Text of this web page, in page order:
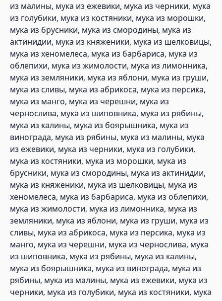
из малины, мука из ежевики, мука из черники, мука
из голубики, мука из костяники, мука из морошки,
мука из брусники, мука из смородины, мука из
актинидии, мука из княженики, мука из шелковицы,
мука из хеномелеса, мука из барбариса, мука из
облепихи, мука из жимолости, мука из лимонника,
мука из земляники, мука из яблони, мука из груши,
мука из сливы, мука из абрикоса, мука из персика,
мука из манго, мука из черешни, мука из
чернослива, мука из шиповника, мука из рябины,
мука из калины, мука из боярышника, мука из
винограда, мука из рябины, мука из малины, мука
из ежевики, мука из черники, мука из голубики,
мука из костяники, мука из морошки, мука из
брусники, мука из смородины, мука из актинидии,
мука из княженики, мука из шелковицы, мука из
хеномелеса, мука из барбариса, мука из облепихи,
мука из жимолости, мука из лимонника, мука из
земляники, мука из яблони, мука из груши, мука из
сливы, мука из абрикоса, мука из персика, мука из
манго, мука из черешни, мука из чернослива, мука
из шиповника, мука из рябины, мука из калины,
мука из боярышника, мука из винограда, мука из
рябины, мука из малины, мука из ежевики, мука из
черники, мука из голубики, мука из костяники, мука